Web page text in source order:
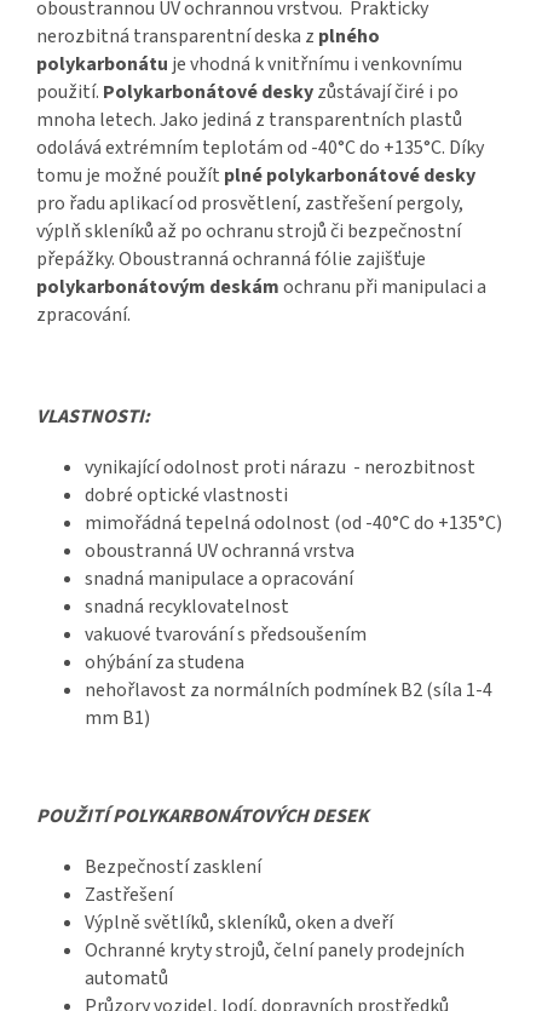
oboustrannou UV ochrannou vrstvou. Prakticky
nerozbitná transparentní deska z plného
polykarbonátu je vhodná k vnitřnímu i venkovnímu
použití. Polykarbonátové deskyzůstávají čiré i po
mnoha letech. Jako jediná z transparentních plastů
odolává extrémním teplotám od -40°C do +135°C. Díky
tomu je možné použít plné polykarbonátové desky
pro řadu aplikací od prosvětlení, zastřešení pergoly,
výplň skleníků až po ochranu strojů či bezpečnostní
přepážky. Oboustranná ochranná fólie zajišťuje
polykarbonátovým deskámochranu při manipulaci a
zpracování.
VLASTNOSTI:
vynikající odolnost proti nárazu - nerozbitnost
dobré optické vlastnosti
mimořádná tepelná odolnost (od -40°C do +135°C)
oboustranná UV ochranná vrstva
snadná manipulace a opracování
snadná recyklovatelnost
vakuové tvarování s předsoušením
ohýbání za studena
nehořlavost za normálních podmínek B2 (síla 1-4
mm B1)
POUŽITÍ POLYKARBONÁTOVÝCH DESEK
Bezpečností zasklení
Zastřešení
Výplně světlíků, skleníků, oken a dveří
Ochranné kryty strojů, čelní panely prodejních
automatů
Průzory vozidel, lodí, dopravních prostředků